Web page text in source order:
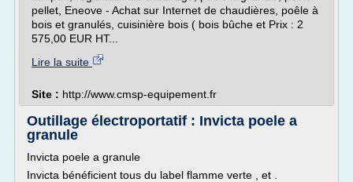
pellet, Eneove - Achat sur Internet de chaudières, poêle à
bois et granulés, cuisinière bois ( bois bûche et Prix : 2
575,00 EUR HT...
Lire la suite
Site : http://www.cmsp-equipement.fr
Outillage électroportatif : Invicta poele a
granule
Invicta poele a granule
Invicta bénéficient tous du label flamme verte , et .